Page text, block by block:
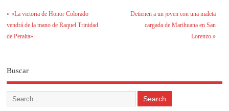
««La victoria de Honor Colorado
vendrá de la mano de Raquel Trinidad
de Peralta»
Detienen a un joven con una maleta
cargada de Marihuana en San
Lorenzo»
Buscar